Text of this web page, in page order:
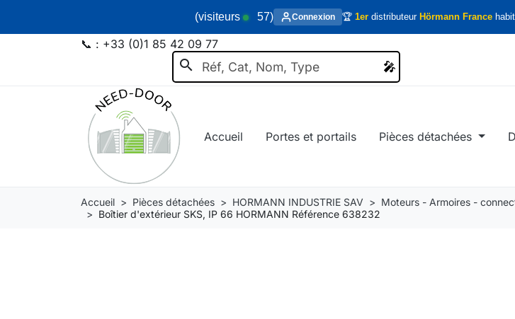
(visiteurs 57) Connexion 🏆 1er distributeur Hörmann France
search 🎤
🎤
📞 : +33 (0)1 85 42 09 77
Accueil Portes et portails Pièces détachées
Accueil Pièces détachées HORMANN INDUSTRIE SAV
Moteurs - Armoires -
Boîtier d'extérieur SKS, IP 66 HORMANN Référence 638232